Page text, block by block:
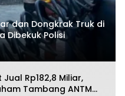
dan Dongkrak Truk di
Dibekuk Polisi
Rp182,8 Miliar,
Tambang ANTM